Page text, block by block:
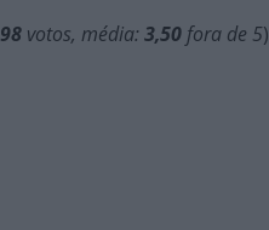
98 votos, média: 3,50 fora de 5)